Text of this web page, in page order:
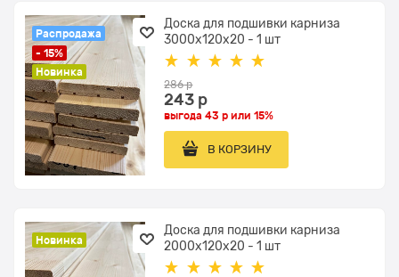
Распродажа
- 15%
Новинка
Доска для подшивки карниза
3000x120х20 - 1 шт
286 р
243 р
выгода43 р или15%
В КОРЗИНУ
Новинка
Доска для подшивки карниза
2000x120х20 - 1 шт